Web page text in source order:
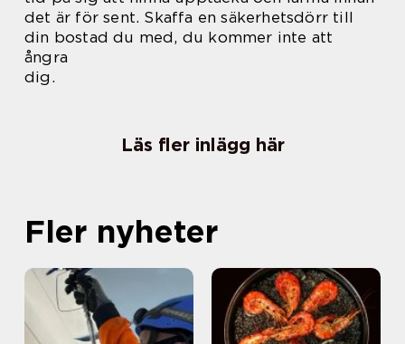
det är för sent. Skaffa en säkerhetsdörr till
din bostad du med, du kommer inte att
ångra
dig.
Läs fler inlägg här
Fler nyheter